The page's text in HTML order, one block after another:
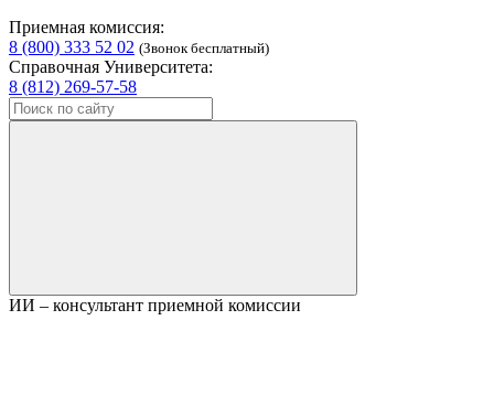
Приемная комиссия:
8 (800) 333 52 02 (Звонок бесплатный)
Справочная Университета:
8 (812) 269-57-58
ИИ – консультант приемной комиссии